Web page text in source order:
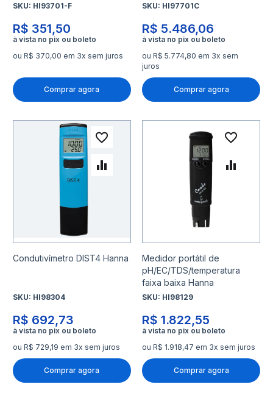
SKU: HI93701-F
R$ 351,50
ou R$ 370,00 em 3x sem juros
Comprar agora
SKU: HI97701C
R$ 5.486,06
ou R$ 5.774,80 em 3x sem
juros
Comprar agora
Condutivímetro DIST4 Hanna
SKU: HI98304
R$ 692,73
ou R$ 729,19 em 3x sem juros
Comprar agora
Adicionar à lista de
Adicionar para Comparar
Medidor portátil de
pH/EC/TDS/temperatura
faixa baixa Hanna
SKU: HI98129
R$ 1.822,55
ou R$ 1.918,47 em 3x sem juros
Comprar agora